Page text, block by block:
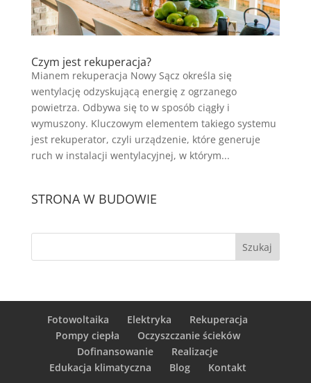
Czym jest rekuperacja?
Mianem rekuperacja Nowy Sącz określa się
wentylację odzyskującą energię z ogrzanego
powietrza. Odbywa się to w sposób ciągły i
wymuszony. Kluczowym elementem takiego systemu
jest rekuperator, czyli urządzenie, które generuje
ruch w instalacji wentylacyjnej, w którym...
STRONA W BUDOWIE
Fotowoltaika Elektryka
Rekuperacja
Pompy ciepła
Oczyszczanie ścieków
Dofinansowanie
Realizacje
Edukacja klimatyczna
Blog Kontakt